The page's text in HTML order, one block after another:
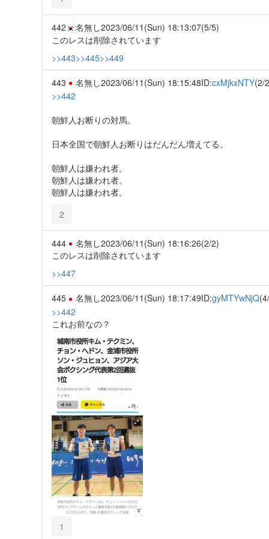
442 名無し2023/06/11(Sun) 18:13:07(5/5)
このレスは削除されています
>>443>>445>>449
443 名無し2023/06/11(Sun) 18:15:48ID:cxMjkxNTY(2/
>>442
朝鮮人お断りの対馬。
日本全国で朝鮮人お断りはだんだん増えてる。
朝鮮人は嫌われ者。
朝鮮人は嫌われ者。
朝鮮人は嫌われ者。
2
444 名無し2023/06/11(Sun) 18:16:26(2/2)
このレスは削除されています
>>447
445 名無し2023/06/11(Sun) 18:17:49ID:gyMTYwNjQ
>>442
これお前なの？
1